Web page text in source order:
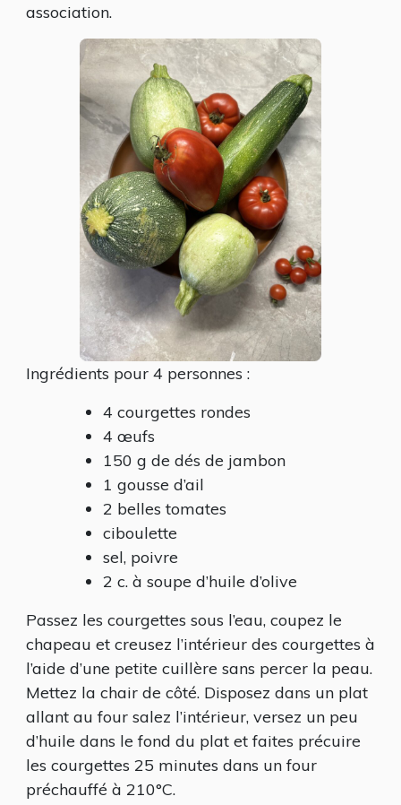
association.
Ingrédients pour 4 personnes :
4 courgettes rondes
4 œufs
150 g de dés de jambon
1 gousse d’ail
2 belles tomates
ciboulette
sel, poivre
2 c. à soupe d’huile d’olive
Passez les courgettes sous l’eau, coupez le
chapeau et creusez l’intérieur des courgettes à
l’aide d’une petite cuillère sans percer la peau.
Mettez la chair de côté. Disposez dans un plat
allant au four salez l’intérieur, versez un peu
d’huile dans le fond du plat et faites précuire
les courgettes 25 minutes dans un four
préchauffé à 210°C.